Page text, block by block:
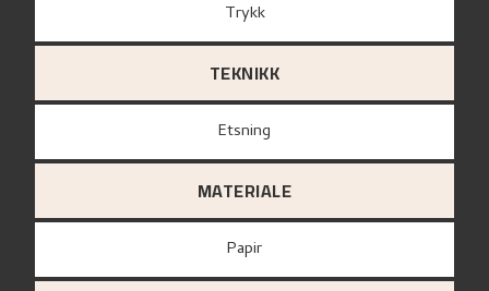
Trykk
TEKNIKK
Etsning
MATERIALE
papir